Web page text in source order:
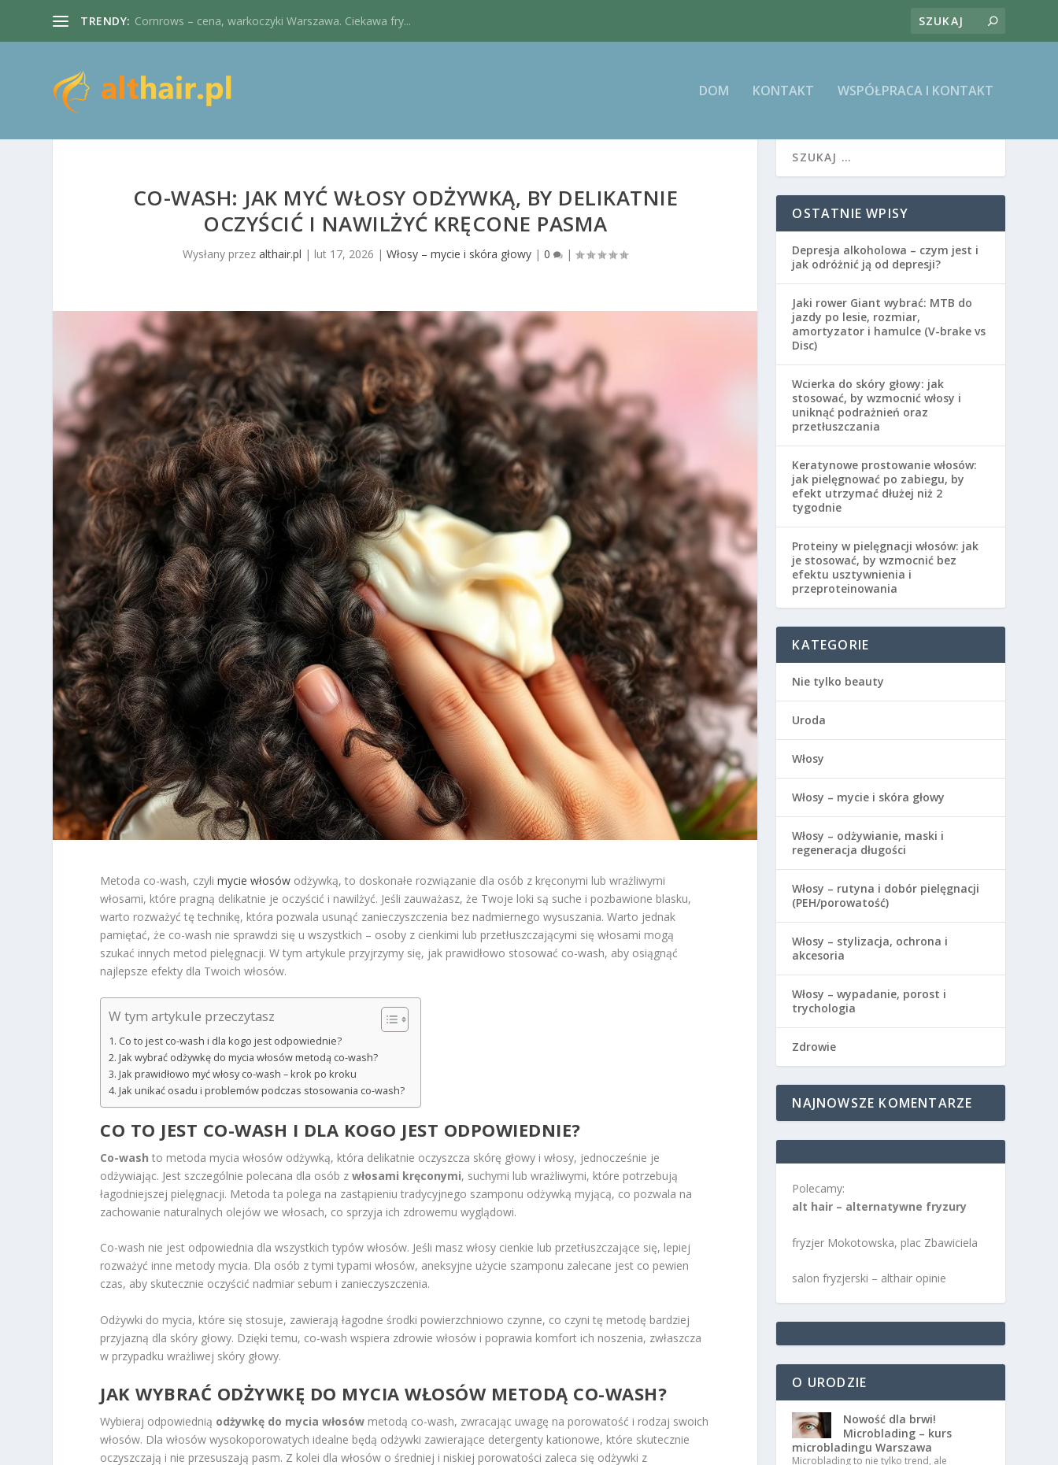
TRENDY: Cornrows – cena, warkoczyki Warszawa. Ciekawa fry...
DOM KONTAKT WSPÓŁPRACA I KONTAKT
CO-WASH: JAK MYĆ WŁOSY ODŻYWKĄ, BY DELIKATNIE
OCZYŚCIĆ I NAWILŻYĆ KRĘCONE PASMA
Wysłany przezalthair.pl | lut 17, 2026 |Włosy – mycie i skóra głowy |0 |
Metoda co-wash, czylimycie włosów odżywką, to doskonałe rozwiązanie dla osób z kręconymi lub wrażliwymi
włosami, które pragną delikatnie je oczyścić i nawilżyć. Jeśli zauważasz, że Twoje loki są suche i pozbawione blasku,
warto rozważyć tę technikę, która pozwala usunąć zanieczyszczenia bez nadmiernego wysuszania. Warto jednak
pamiętać, że co-wash nie sprawdzi się u wszystkich – osoby z cienkimi lub przetłuszczającymi się włosami mogą
szukać innych metod pielęgnacji. W tym artykule przyjrzymy się, jak prawidłowo stosować co-wash, aby osiągnąć
najlepsze efekty dla Twoich włosów.
W tym artykule przeczytasz
Co to jest co-wash i dla kogo jest odpowiednie?
Jak wybrać odżywkę do mycia włosów metodą co-wash?
Jak prawidłowo myć włosy co-wash – krok po kroku
Jak unikać osadu i problemów podczas stosowania co-wash?
CO TO JEST CO-WASH I DLA KOGO JEST ODPOWIEDNIE?
Co-wash to metoda mycia włosów odżywką, która delikatnie oczyszcza skórę głowy i włosy, jednocześnie je
odżywiając. Jest szczególnie polecana dla osób zwłosami kręconymi, suchymi lub wrażliwymi, które potrzebują
łagodniejszej pielęgnacji. Metoda ta polega na zastąpieniu tradycyjnego szamponu odżywką myjącą, co pozwala na
zachowanie naturalnych olejów we włosach, co sprzyja ich zdrowemu wyglądowi.
Co-wash nie jest odpowiednia dla wszystkich typów włosów. Jeśli masz włosy cienkie lub przetłuszczające się, lepiej
rozważyć inne metody mycia. Dla osób z tymi typami włosów, aneksyjne użycie szamponu zalecane jest co pewien
czas, aby skutecznie oczyścić nadmiar sebum i zanieczyszczenia.
Odżywki do mycia, które się stosuje, zawierają łagodne środki powierzchniowo czynne, co czyni tę metodę bardziej
przyjazną dla skóry głowy. Dzięki temu, co-wash wspiera zdrowie włosów i poprawia komfort ich noszenia, zwłaszcza
w przypadku wrażliwej skóry głowy.
JAK WYBRAĆ ODŻYWKĘ DO MYCIA WŁOSÓW METODĄ CO-WASH?
Wybieraj odpowiednią odżywkę do mycia włosów metodą co-wash, zwracając uwagę na porowatość i rodzaj swoich
włosów. Dla włosów wysokoporowatych idealne będą odżywki zawierające detergenty kationowe, które skutecznie
oczyszczają i nie przesuszają pasm. Z kolei dla włosów o średniej i niskiej porowatości zaleca się odżywki z
OSTATNIE WPISY
Depresja alkoholowa – czym jest i
jak odróżnić ją od depresji?
Jaki rower Giant wybrać: MTB do
jazdy po lesie, rozmiar,
amortyzator i hamulce (V-brake vs
Disc)
Wcierka do skóry głowy: jak
stosować, by wzmocnić włosy i
uniknąć podrażnień oraz
przetłuszczania
Keratynowe prostowanie włosów:
jak pielęgnować po zabiegu, by
efekt utrzymać dłużej niż 2
tygodnie
Proteiny w pielęgnacji włosów: jak
je stosować, by wzmocnić bez
efektu usztywnienia i
przeproteinowania
KATEGORIE
Nie tylko beauty
Uroda
Włosy
Włosy – mycie i skóra głowy
Włosy – odżywianie, maski i
regeneracja długości
Włosy – rutyna i dobór pielęgnacji
(PEH/porowatość)
Włosy – stylizacja, ochrona i
akcesoria
Włosy – wypadanie, porost i
trychologia
Zdrowie
NAJNOWSZE KOMENTARZE
Polecamy:
alt hair – alternatywne fryzury
fryzjer Mokotowska, plac Zbawiciela
salon fryzjerski – althair opinie
O URODZIE
Nowość dla brwi!
Microblading – kurs
microbladingu Warszawa
Microblading to nie tylko trend, ale